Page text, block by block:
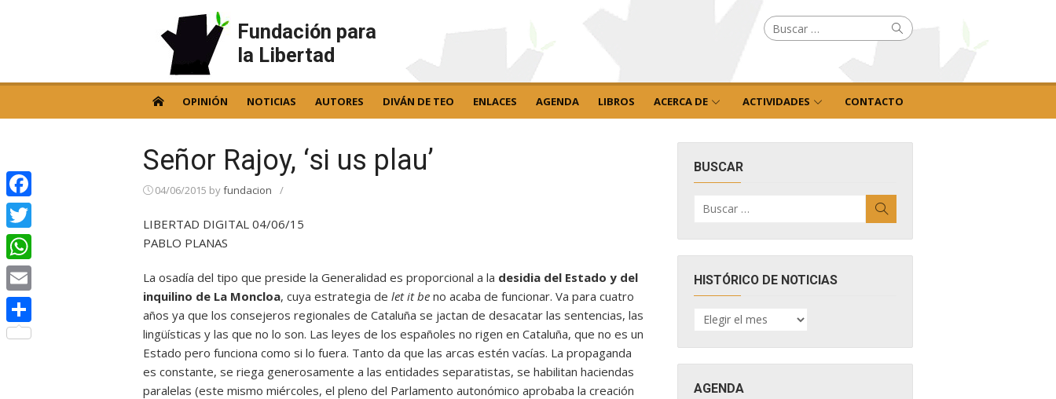
Fundación para
la Libertad
Buscar
por: Buscar
OPINIÓN NOTICIAS AUTORES DIVÁN DE TEO ENLACES AGENDA LIBROS ACERCA DE ACTIVIDADES CONTACTO
Señor Rajoy, ‘si us plau’
04/06/2015 byfundacion /
LIBERTAD DIGITAL 04/06/15
PABLO PLANAS
La osadía del tipo que preside la Generalidad es proporcional a la desidia del Estado y del
inquilino de La Moncloa, cuya estrategia de let it be no acaba de funcionar. Va para cuatro
años ya que los consejeros regionales de Cataluña se jactan de desacatar las sentencias, las
lingüísticas y las que no lo son. Las leyes de los españoles no rigen en Cataluña, que no es un
Estado pero funciona como si lo fuera. Tanto da que las arcas estén vacías. La propaganda
es constante, se riega generosamente a las entidades separatistas, se habilitan haciendas
paralelas (este mismo miércoles, el pleno del Parlamento autonómico aprobaba la creación
BUSCAR
por:
HISTÓRICO DE NOTICIAS
HISTÓRICO
DE
AGENDA
Facebook
Twitter
WhatsApp
Email
Compartir